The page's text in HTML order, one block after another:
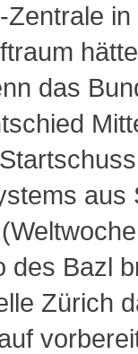
Zentrale
das
aus
des Bazl
Zürich